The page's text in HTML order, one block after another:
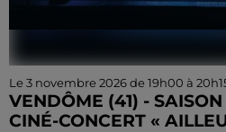
Le 3 novembre 2026 de 19h00 à
VENDÔME (41) -
CINÉ-CONCERT «